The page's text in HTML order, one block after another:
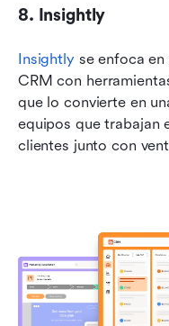
8. Insightly
Insightly se enfoca en
CRM con
que lo convierte en
equipos que trabajan
clientes junto con